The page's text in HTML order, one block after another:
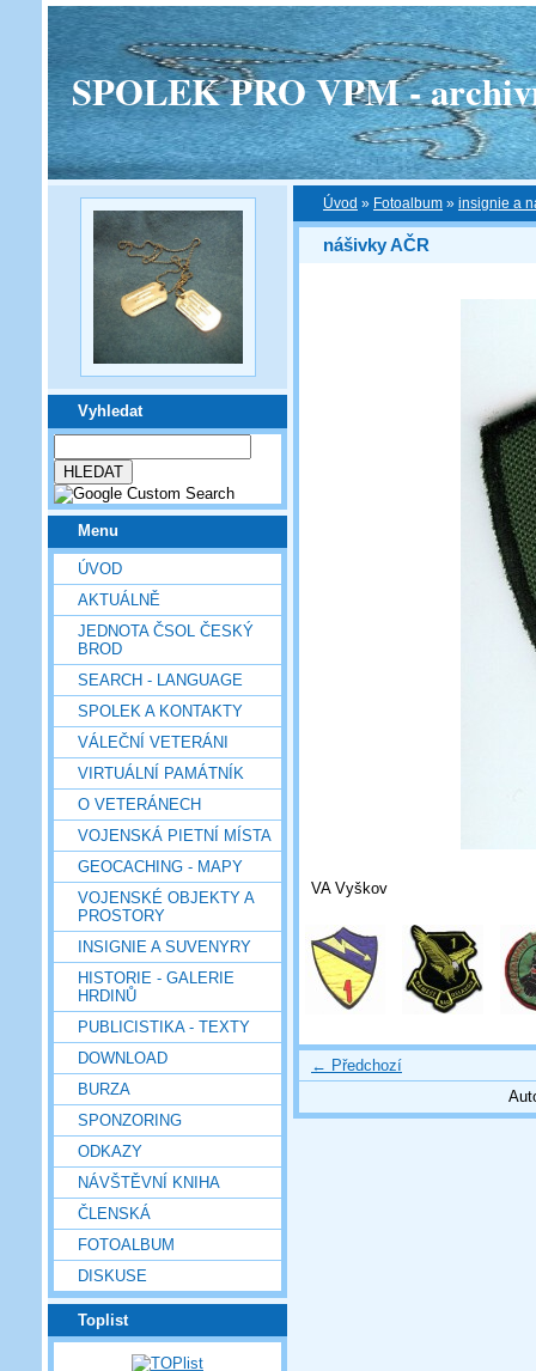
SPOLEK PRO VPM -
Vyhledat
Menu
ÚVOD
AKTUÁLNĚ
JEDNOTA ČSOL ČESKÝ
BROD
SEARCH - LANGUAGE
SPOLEK A KONTAKTY
VÁLEČNÍ VETERÁNI
VIRTUÁLNÍ PAMÁTNÍK
O VETERÁNECH
VOJENSKÁ PIETNÍ MÍSTA
GEOCACHING - MAPY
VOJENSKÉ OBJEKTY A
PROSTORY
INSIGNIE A SUVENYRY
HISTORIE - GALERIE
HRDINŮ
PUBLICISTIKA - TEXTY
DOWNLOAD
BURZA
SPONZORING
ODKAZY
NÁVŠTĚVNÍ KNIHA
ČLENSKÁ
FOTOALBUM
DISKUSE
Toplist
Úvod » Fotoalbum » insignie a
nášivky AČR
VA Vyškov
← Předchozí